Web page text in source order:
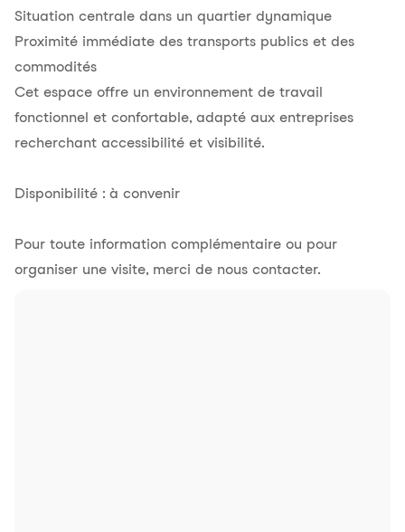
Situation centrale dans un quartier dynamique
Proximité immédiate des transports publics et des
commodités
Cet espace offre un environnement de travail
fonctionnel et confortable, adapté aux entreprises
recherchant accessibilité et visibilité.
Disponibilité : à convenir
Pour toute information complémentaire ou pour
organiser une visite, merci de nous contacter.